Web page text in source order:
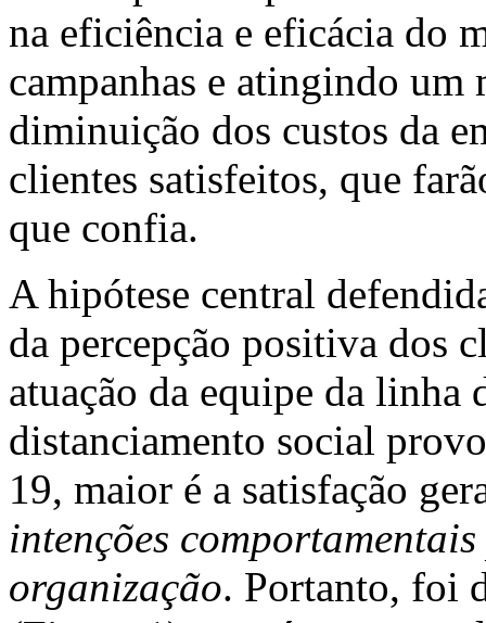
na eficiência e eficácia do
campanhas e atingindo um
diminuição dos custos da
clientes satisfeitos, que
que confia.
A hipótese central
da percepção positiva dos
atuação da equipe da linha
distanciamento social
19, maior é a satisfação
intenções
organização. Portanto, foi